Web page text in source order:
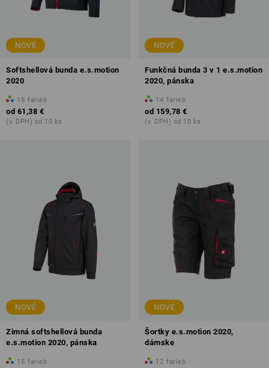
NOVÉ
Softshellová bunda e.s.motion
2020
15 farieb
od 61,38 €
(v. DPH) od 10 ks
NOVÉ
Funkčná bunda 3 v 1 e.s.motion
2020, pánska
14 farieb
od 159,78 €
(v. DPH) od 10 ks
NOVÉ
Zimná softshellová bunda
e.s.motion 2020, pánska
15 farieb
NOVÉ
Šortky e.s.motion 2020,
dámske
12 farieb